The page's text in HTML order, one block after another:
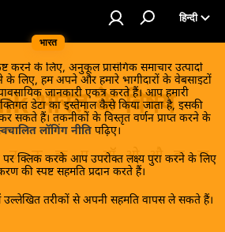
भारत
हिन्दी
करने के लिए, अनुकूल प्रासंगिक समाचार उत्पादों
के लिए, हम अपने और हमारे भागीदारों के वेबसाइटों
जानकारी एकत्र करते हैं। आप हमारी
डेटा का इस्तेमाल कैसे किया जाता है, इसकी
कर सकते हैं। तकनीकों के विस्तृत वर्णन प्राप्त करने के
लॉगिंग नीति पढ़िए।
पर क्लिक करके आप उपरोक्त लक्ष्य पुरा करने के लिए
की स्पष्ट सहमति प्रदान करते हैं।
उल्लेखित तरीकों से अपनी सहमति वापस ले सकते हैं।
भारत के विषय
उ ऊ ऋ ए ऑ ओ औ क ख